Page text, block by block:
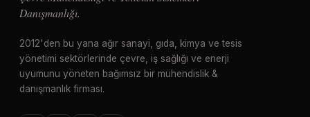
Danışmanlığı.
2012'den bu yana ağır sanayi, gıda, kimya ve tesis
yönetimi sektörlerinde çevre, iş sağlığı ve enerji
uyumunu yöneten bağımsız bir mühendislik &
danışmanlık firması.